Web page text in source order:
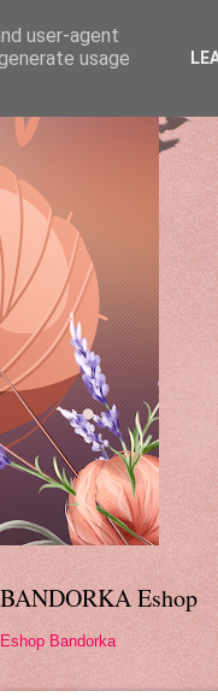
BANDORKA Eshop
Eshop Bandorka
user-agent
usage